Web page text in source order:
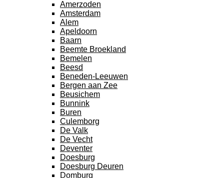
Amerzoden
Amsterdam
Alem
Apeldoorn
Baarn
Beemte Broekland
Bemelen
Beesd
Beneden-Leeuwen
Bergen aan Zee
Beusichem
Bunnink
Buren
Culemborg
De Valk
De Vecht
Deventer
Doesburg
Doesburg Deuren
Domburg